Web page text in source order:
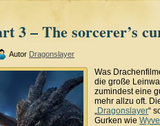
3 – The sorcerer’s
Autor Dragonslayer
Was
die große
zumindest eine
mehr allzu oft.
Dragonslayer“
Gurken wie